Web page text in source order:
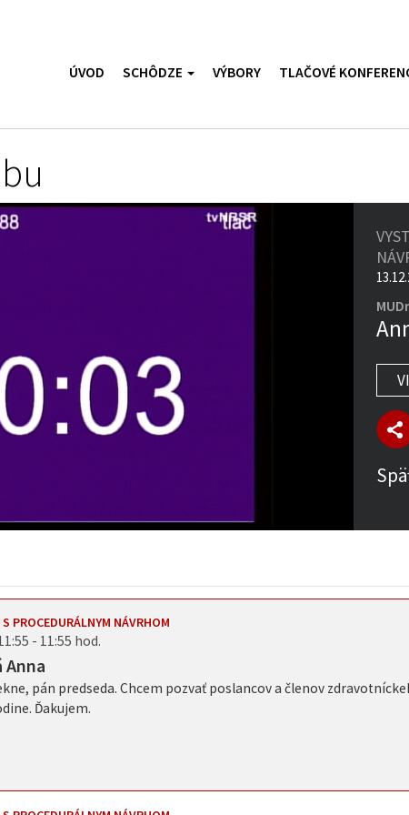
ÚVOD SCHÔDZE VÝBORY TLAČOVÉ
PROCEDURÁLNYM NÁVRHOM
- 11:55 hod.
Anna
pán predseda. Chcem pozvať poslancov a členov
Ďakujem.